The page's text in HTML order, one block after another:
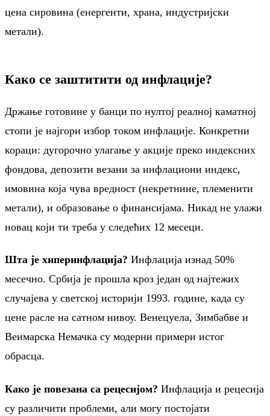
цена сировина (енергенти, храна, индустријски
метали).
Како се заштитити од инфлације?
Држање готовине у банци по нултој реалној каматној
стопи је најгори избор током инфлације. Конкретни
кораци: дугорочно улагање у акције преко индексних
фондова, депозити везани за инфлациони индекс,
имовина која чува вредност (некретнине, племенити
метали), и образовање о финансијама. Никад не улажи
новац који ти треба у следећих 12 месеци.
Шта је хиперинфлација? Инфлација изнад 50%
месечно. Србија је прошла кроз један од најтежих
случајева у светској историји 1993. године, када су
цене расле на сатном нивоу. Венецуела, Зимбабве и
Веимарска Немачка су модерни примери истог
обрасца.
Како је повезана са рецесијом? Инфлација и рецесија
су различити проблеми, али могу постојати